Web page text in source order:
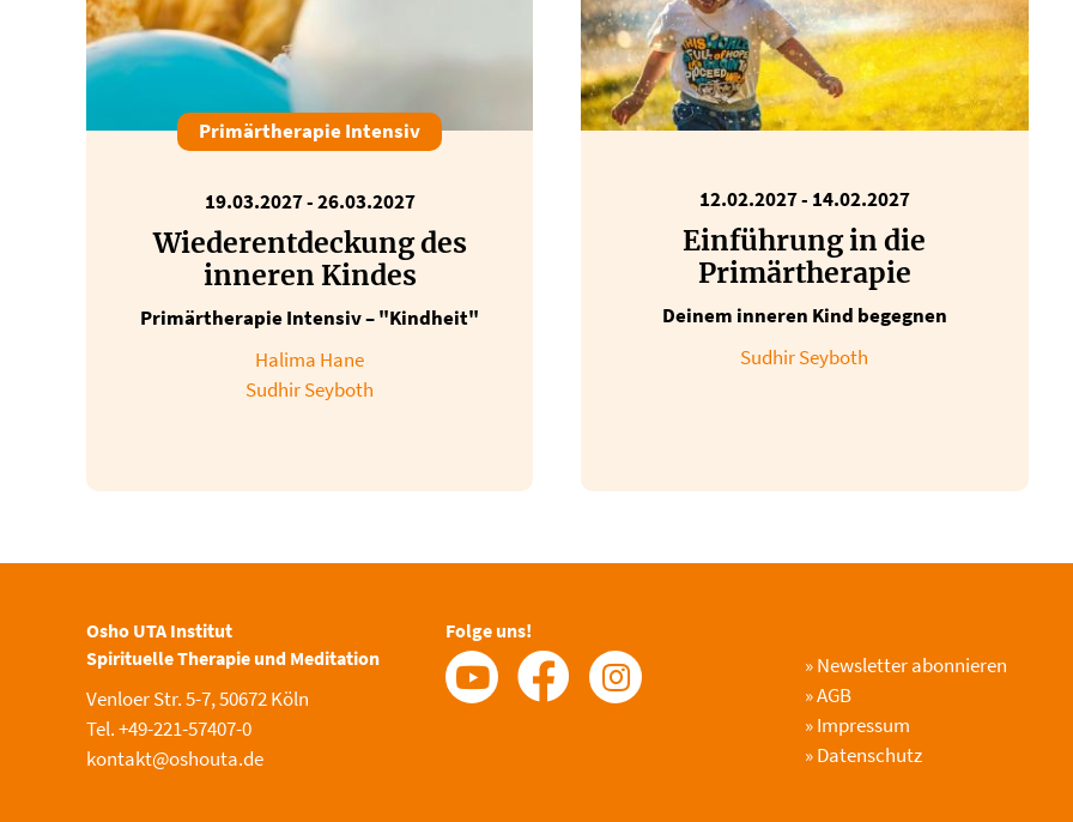
Primärtherapie Intensiv
19.03.2027 - 26.03.2027
Wiederentdeckung des
inneren Kindes
Primärtherapie Intensiv – "Kindheit"
Halima Hane
Sudhir Seyboth
12.02.2027 - 14.02.2027
Einführung in die
Primärtherapie
Deinem inneren Kind begegnen
Sudhir Seyboth
Osho UTA Institut
Spirituelle Therapie und Meditation
Venloer Str. 5-7, 50672 Köln
Tel. +49-221-57407-0
kontakt@oshouta.de
Folge uns!
»Newsletter abonnieren
»AGB
»Impressum
»Datenschutz